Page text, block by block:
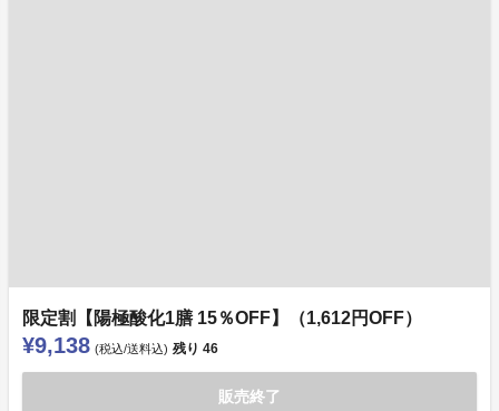
限定割【陽極酸化1膳 15％OFF】（1,612円OFF）
¥9,138 (税込/送料込) 残り 46
販売終了